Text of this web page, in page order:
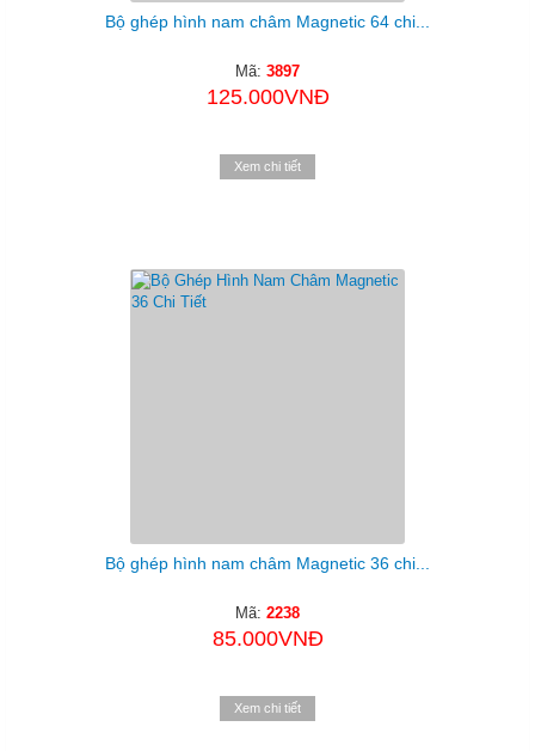
Bộ ghép hình nam châm Magnetic 64 chi...
Mã: 3897
125.000VNĐ
Xem chi tiết
Bộ ghép hình nam châm Magnetic 36 chi...
Mã: 2238
85.000VNĐ
Xem chi tiết